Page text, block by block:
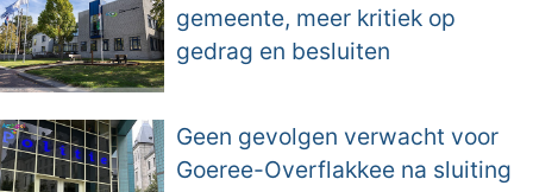
gemeente, meer kritiek op
gedrag en besluiten
Geen gevolgen verwacht voor
Goeree-Overflakkee na sluiting